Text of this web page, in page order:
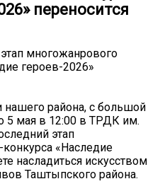
переносится
многожанрового
героев-2026»
района, с большой
5 мая в 12:00 в ТРДК им.
этап
«Наследие
насладиться искусством
Таштыпского района.